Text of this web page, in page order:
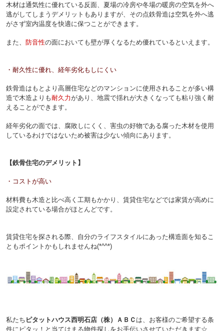
木材は通気性に優れている反面、夏場の冷房や冬場の暖房の空気を外へ
逃がしてしまうデメリットもありますが、 その点鉄骨造は空気を外へ逃
がさず室内温度を快適に保つことができます。
また、 防音性の面においても壁が厚くなるため優れているといえます。
・耐久性に優れ、経年劣化もしにくい
鉄骨造はもとより高層住宅などのマンションに使用されることが多い構
造で木造よりも耐久力があり、地震で揺れが大きくなっても粘り強く耐
えることができます。
経年劣化の面では、腐敗しにくく、害虫の好物である腐った木材を使用
しているわけではないため被害は少ない傾向にあります。
【鉄骨住宅のデメリット】
・コストが高い
材料費も木造と比べ高く工期もかかり、 賃貸住宅などでは家賃が高めに
設定されている場合がほとんどです。
賃貸住宅を探される際、自分のライフスタイルにあった構造面を知るこ
ともポイントかもしれませんね(*^^*)
私たち ピタットハウス西明石店（株）ＡＢＣ は、お客様のご希望する条
件にピタッ！と当てはまる物件探しをお手伝いさせていただきます☆